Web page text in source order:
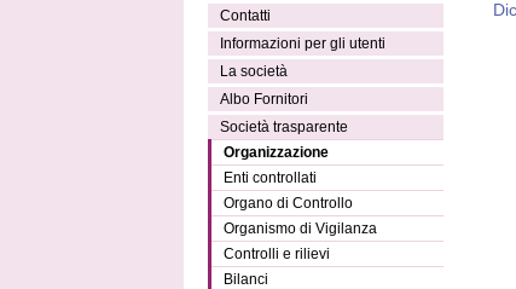
Contatti
Informazioni per gli utenti
La società
Albo Fornitori
Società trasparente
Organizzazione
Enti controllati
Organo di Controllo
Organismo di Vigilanza
Controlli e rilievi
Bilanci